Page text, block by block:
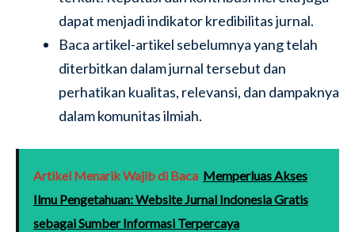
dapat menjadi indikator kredibilitas jurnal.
Baca artikel-artikel sebelumnya yang telah
diterbitkan dalam jurnal tersebut dan
perhatikan kualitas, relevansi, dan dampaknya
dalam komunitas ilmiah.
Artikel Menarik Wajib di Baca Memperluas Akses
Ilmu Pengetahuan: Website Jurnal Indonesia Gratis
sebagai Sumber Informasi Terpercaya